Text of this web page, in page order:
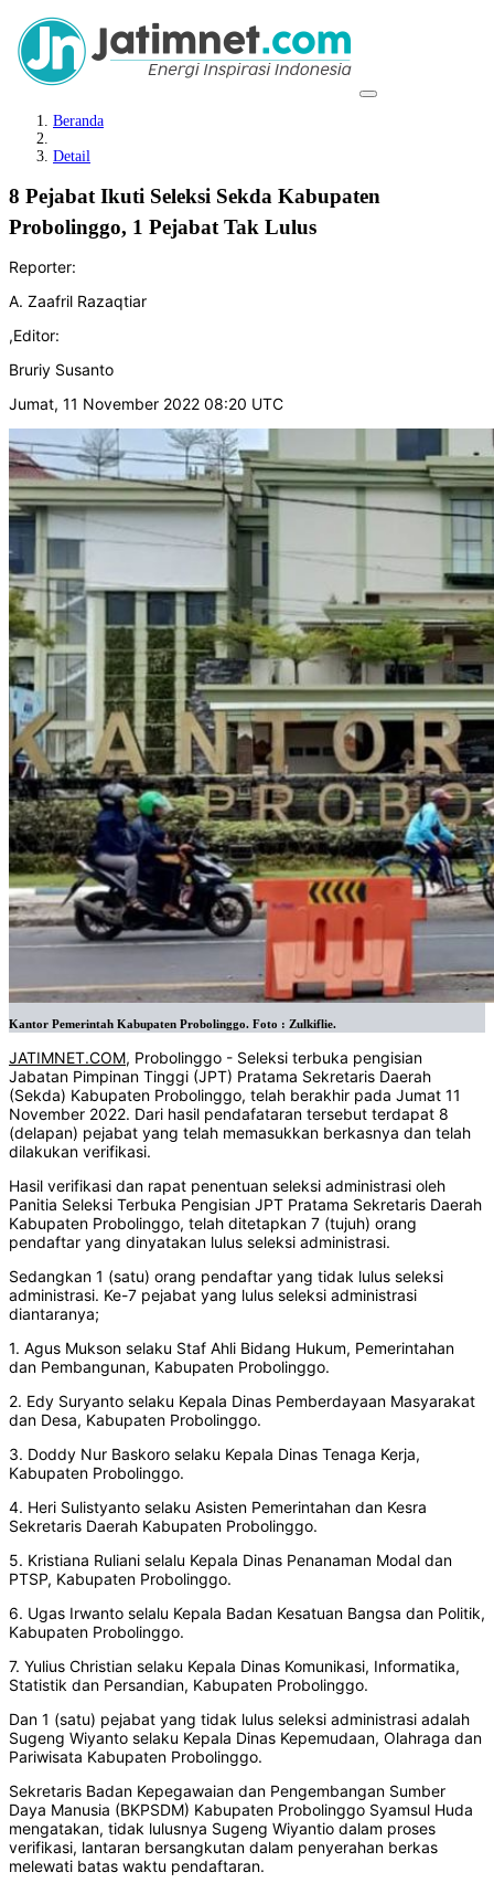
Beranda
Detail
8 Pejabat Ikuti Seleksi Sekda Kabupaten
Probolinggo, 1 Pejabat Tak Lulus
Reporter:
A. Zaafril Razaqtiar
,Editor:
Bruriy Susanto
Jumat, 11 November 2022 08:20 UTC
Kantor Pemerintah Kabupaten Probolinggo. Foto : Zulkiflie.
JATIMNET.COM, Probolinggo - Seleksi terbuka pengisian
Jabatan Pimpinan Tinggi (JPT) Pratama Sekretaris Daerah
(Sekda) Kabupaten Probolinggo, telah berakhir pada Jumat 11
November 2022. Dari hasil pendafataran tersebut terdapat 8
(delapan) pejabat yang telah memasukkan berkasnya dan telah
dilakukan verifikasi.
Hasil verifikasi dan rapat penentuan seleksi administrasi oleh
Panitia Seleksi Terbuka Pengisian JPT Pratama Sekretaris Daerah
Kabupaten Probolinggo, telah ditetapkan 7 (tujuh) orang
pendaftar yang dinyatakan lulus seleksi administrasi.
Sedangkan 1 (satu) orang pendaftar yang tidak lulus seleksi
administrasi. Ke-7 pejabat yang lulus seleksi administrasi
diantaranya;
1. Agus Mukson selaku Staf Ahli Bidang Hukum, Pemerintahan
dan Pembangunan, Kabupaten Probolinggo.
2. Edy Suryanto selaku Kepala Dinas Pemberdayaan Masyarakat
dan Desa, Kabupaten Probolinggo.
3. Doddy Nur Baskoro selaku Kepala Dinas Tenaga Kerja,
Kabupaten Probolinggo.
4. Heri Sulistyanto selaku Asisten Pemerintahan dan Kesra
Sekretaris Daerah Kabupaten Probolinggo.
5. Kristiana Ruliani selalu Kepala Dinas Penanaman Modal dan
PTSP, Kabupaten Probolinggo.
6. Ugas Irwanto selalu Kepala Badan Kesatuan Bangsa dan Politik,
Kabupaten Probolinggo.
7. Yulius Christian selaku Kepala Dinas Komunikasi, Informatika,
Statistik dan Persandian, Kabupaten Probolinggo.
Dan 1 (satu) pejabat yang tidak lulus seleksi administrasi adalah
Sugeng Wiyanto selaku Kepala Dinas Kepemudaan, Olahraga dan
Pariwisata Kabupaten Probolinggo.
Sekretaris Badan Kepegawaian dan Pengembangan Sumber
Daya Manusia (BKPSDM) Kabupaten Probolinggo Syamsul Huda
mengatakan, tidak lulusnya Sugeng Wiyantio dalam proses
verifikasi, lantaran bersangkutan dalam penyerahan berkas
melewati batas waktu pendaftaran.